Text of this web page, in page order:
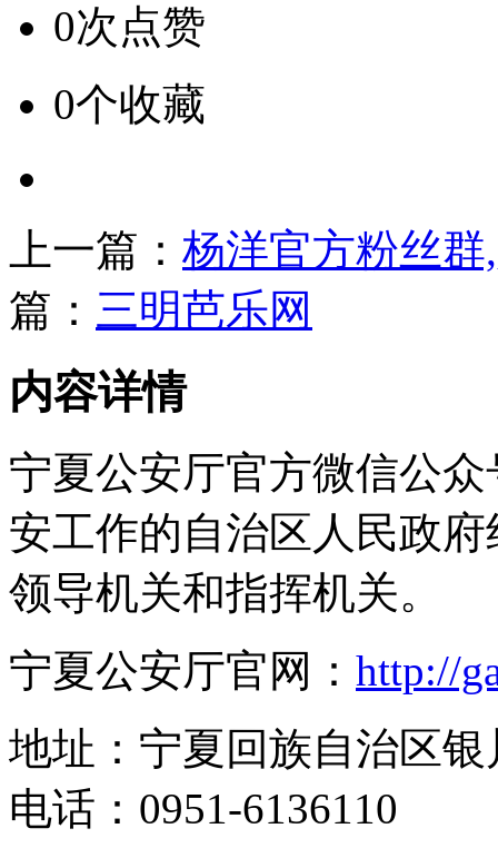
0次点赞
0个收藏
上一篇： 杨洋官方粉丝
篇： 三明芭乐网
内容详情
宁夏公安厅官方微信公
安工作的自治区人民政
领导机关和指挥机关。
宁夏公安厅官网： http://
地址：宁夏回族自治区
电话：0951-6136110